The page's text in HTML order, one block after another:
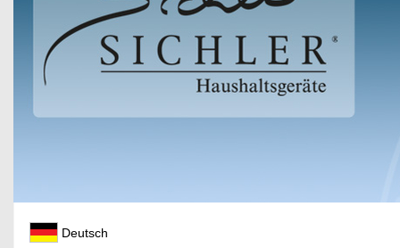
Deutsch